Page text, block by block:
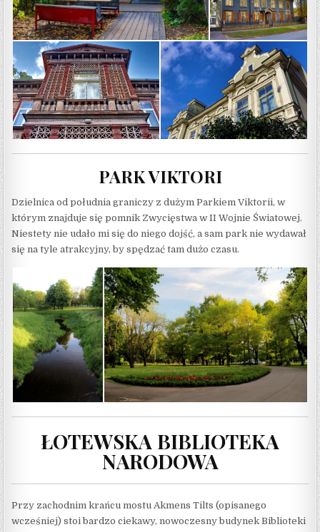
PARK VIKTORI
Dzielnica od południa graniczy z dużym Parkiem Viktorii, w
którym znajduje się pomnik Zwycięstwa w II Wojnie Światowej.
Niestety nie udało mi się do niego dojść, a sam park nie wydawał
się na tyle atrakcyjny, by spędzać tam dużo czasu.
ŁOTEWSKA BIBLIOTEKA
NARODOWA
Przy zachodnim krańcu mostu Akmens Tilts (opisanego
wcześniej) stoi bardzo ciekawy, nowoczesny budynek Biblioteki